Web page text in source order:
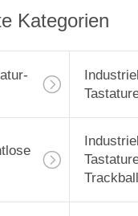
Kategorien
Trackball